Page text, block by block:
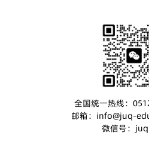
全国统一热线：
邮箱：info@juq-
微信号：